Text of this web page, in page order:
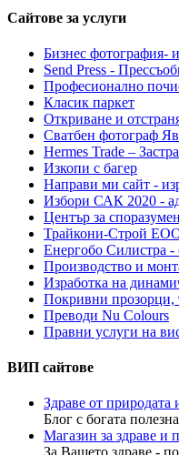
Сайтове за услуги
Бизнес фотография-
Send Press -
Професионално
Класик паркет
Откриване и
Сватбен фотограф
Hermes Trade –
Изкопи с багер
Направи ми сайт -
Избори САК 2020 -
Център за
Трайкони-Строй
Енергобо Силистра -
Производство и
Изработка на
Покривни прозорци,
Преводи Nu Colours
Правни услуги на
ВИП сайтове
Здраве от природата
Блог с богата
Магазин за здраве и